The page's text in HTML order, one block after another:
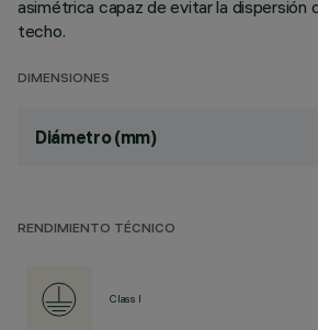
asimétrica capaz de evitar la dispersión
techo.
DIMENSIONES
Diámetro (mm)
RENDIMIENTO TÉCNICO
Class I